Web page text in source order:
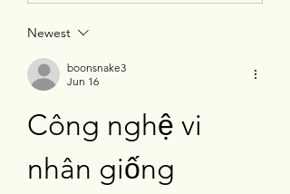
Newest
boonsnake3
Jun 16
Công nghệ vi
nhân giống